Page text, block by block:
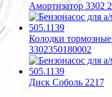
Амортизатор 3302
Колодки
3302350180002
Диск Соболь 2217